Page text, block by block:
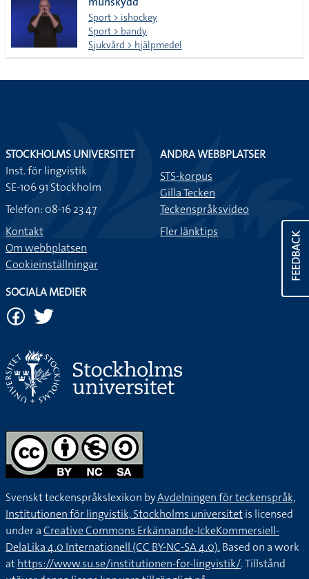
Sport > ishockey
Sport > bandy
Sjukvård > hjälpmedel
FEEDBACK
STOCKHOLMS UNIVERSITET
Inst. för lingvistik
SE-106 91 Stockholm
Telefon: 08-16 23 47
Kontakt
Om webbplatsen
Cookieinställningar
ANDRA WEBBPLATSER
STS-korpus
Gilla Tecken
Teckenspråksvideo
Fler länktips
SOCIALA MEDIER
Svenskt teckenspråkslexikon byAvdelningen för teckenspråk,
Institutionen för lingvistik, Stockholms universitetis licensed
under aCreative Commons Erkännande-IckeKommersiell-
DelaLika 4.0 Internationell (CC BY-NC-SA 4.0).Based on a work
athttps://www.su.se/institutionen-for-lingvistik/. Tillstånd